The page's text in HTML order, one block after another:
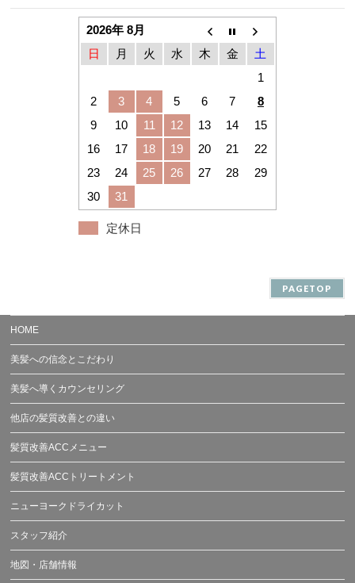
2026年 8月
日
月 火 水 木 金
土
1
2
3 4 5 6 7
8
9
10 11 12 13 14
15
16
17 18 19 20 21
22
23
24 25 26 27 28
29
30
31
定休日
PAGETOP
HOME
美髪への信念とこだわり
美髪へ導くカウンセリング
他店の髪質改善との違い
髪質改善ACCメニュー
髪質改善ACCトリートメント
ニューヨークドライカット
スタッフ紹介
地図・店舗情報